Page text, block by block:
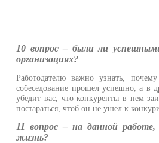
10 вопрос – были ли
организациях?
Работодателю важно узнать,
собеседование прошел успешно, а в
убедит вас, что конкуренты в нем
постараться, чтоб он не ушел к
11 вопрос – на данной
жизнь?